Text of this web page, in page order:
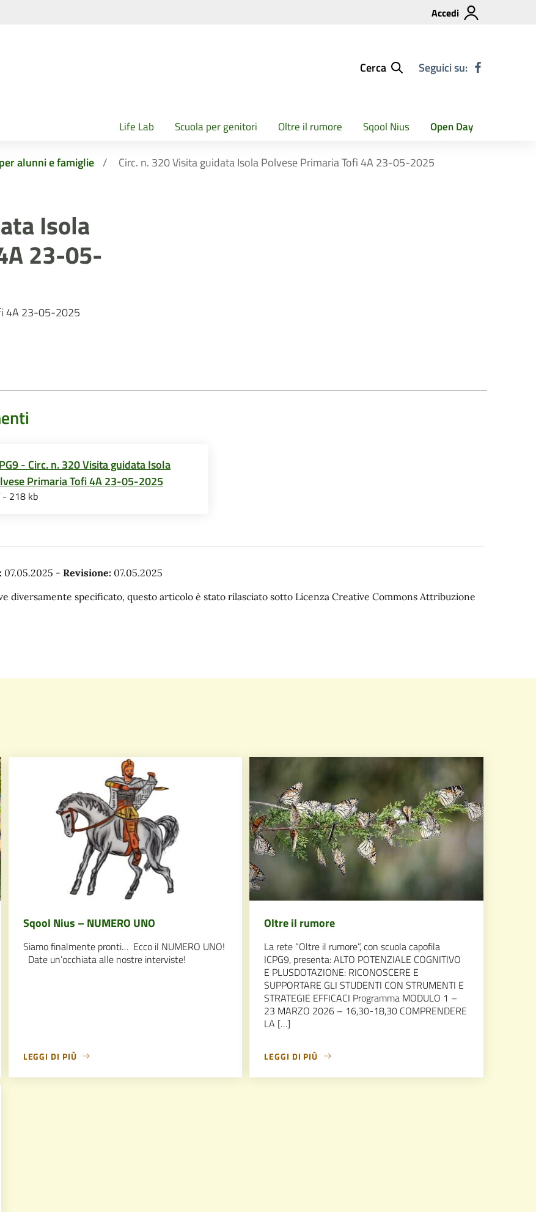
Accedi
Cerca Seguici su:
Life Lab Scuola per genitori Oltre il rumore Sqool Nius Open Day
alunni e famiglie Circ. n. 320 Visita guidata Isola Polvese Primaria Tofi 4A 23-05-2025
Isola
23-05-
4A 23-05-2025
- Circ. n. 320 Visita guidata Isola
Primaria Tofi 4A 23-05-2025
- 218 kb
07.05.2025 - Revisione: 07.05.2025
diversamente specificato, questo articolo è stato rilasciato sotto Licenza Creative Commons Attribuzione
Sqool Nius – NUMERO UNO
Siamo finalmente pronti… Ecco il NUMERO UNO!
Date un’occhiata alle nostre interviste!
LEGGI DI PIÙ
Oltre il rumore
La rete “Oltre il rumore”, con scuola capofila
ICPG9, presenta: ALTO POTENZIALE COGNITIVO
E PLUSDOTAZIONE: RICONOSCERE E
SUPPORTARE GLI STUDENTI CON STRUMENTI E
STRATEGIE EFFICACI Programma MODULO 1 –
23 MARZO 2026 – 16,30-18,30 COMPRENDERE
LA […]
LEGGI DI PIÙ